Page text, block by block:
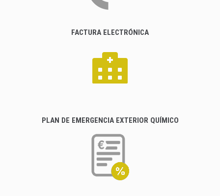
FACTURA ELECTRÓNICA
PLAN DE EMERGENCIA EXTERIOR QUÍMICO